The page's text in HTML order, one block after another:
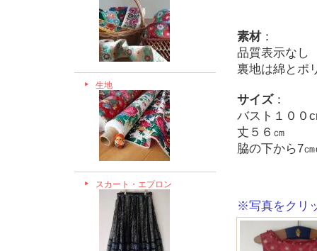
生地
スカート・エプロン
素材：
品質表示な
裏地は綿とポ
サイズ：
バスト１０
丈５６㎝
脇の下から7
※写真をクリ